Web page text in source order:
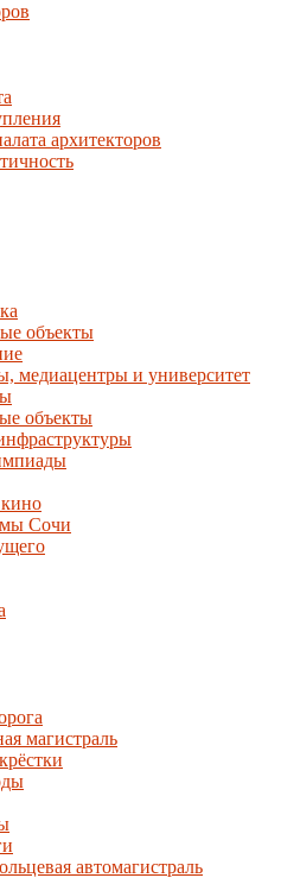
архитекторов
объекты
медиацентры и университет
объекты
Сочи
магистраль
автомагистраль